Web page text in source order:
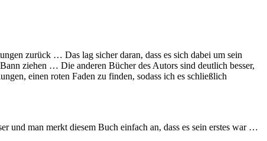
zurück … Das lag sicher daran, dass es sich dabei um sein
ziehen … Die anderen Bücher des Autors sind deutlich besser,
einen roten Faden zu finden, sodass ich es schließlich
und man merkt diesem Buch einfach an, dass es sein erstes war …